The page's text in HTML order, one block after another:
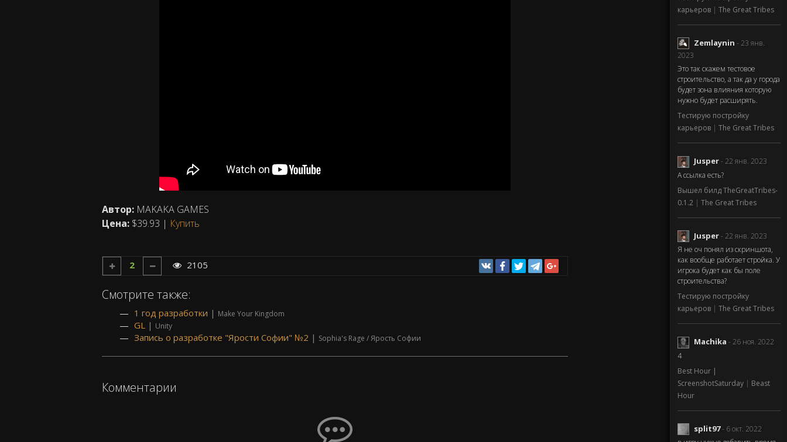
карьеров | The Great Tribes
Zemlaynin - 23 янв.
2023
Это так скажем тестовое
строительство, а так да у города
будет зона влияния которую
нужно будет расширять.
Тестирую постройку
карьеров | The Great Tribes
Jusper- 22 янв. 2023
А ссылка есть?
Вышел билд TheGreatTribes-
0.1.2 | The Great Tribes
Jusper- 22 янв. 2023
Я не оч понял из скриншота,
как вообще работает стройка. У
игрока будет как бы поле
строительства?
Тестирую постройку
карьеров | The Great Tribes
Machika - 26 ноя. 2022
4
Best Hour |
ScreenshotSaturday | Beast
Hour
split97- 6 окт. 2022
Автор: MAKAKA GAMES
Цена: $39.93 | Купить
2 2105
Смотрите также:
1 год разработки | Make Your Kingdom
GL | Unity
Запись о разработке "Ярости Софии" №2 | Sophia's Rage / Ярость Софии
Комментарии